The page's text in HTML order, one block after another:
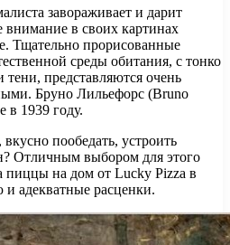
завораживает и дарит
в своих картинах
Тщательно прорисованные
среды обитания, с тонко
представляются очень
Бруно Лильефорс (Bruno
в 1939 году.
пообедать, устроить
Отличным выбором для этого
пиццы на дом от Lucky Pizza в
адекватные расценки.